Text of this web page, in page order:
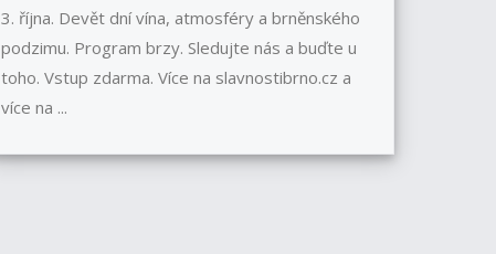
3. října. Devět dní vína, atmosféry a brněnského
podzimu. Program brzy. Sledujte nás a buďte u
toho. Vstup zdarma. Více na slavnostibrno.cz a
více na ...